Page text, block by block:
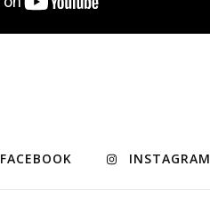
FACEBOOK INSTAGRAM